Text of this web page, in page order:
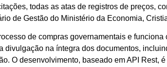
todas as atas de registros de preços,
de Gestão do Ministério da Economia,
de compras governamentais e funciona
na íntegra dos documentos,
O desenvolvimento, baseado em API Rest,